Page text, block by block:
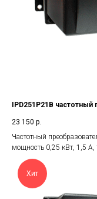
IPD251P21B
23 150 р.
Частотный
мощность 0,25 кВт, 1,5
Хит